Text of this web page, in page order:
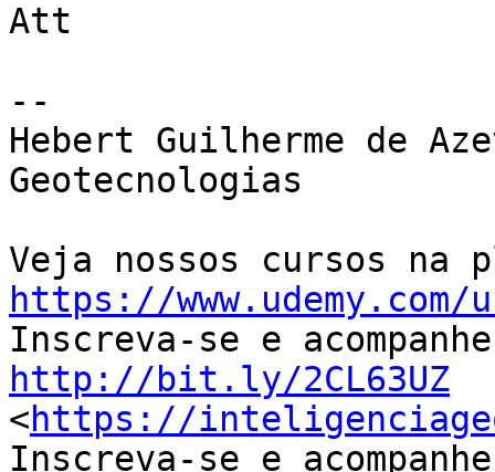
Att
--
Hebert Guilherme de
Geotecnologias
https://
http://bit.ly/2CL63UZ
<https://
Inscreva-se e